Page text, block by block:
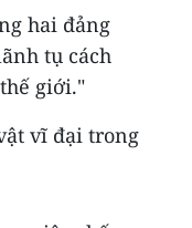
hai đảng
tụ cách
giới."
vĩ đại trong